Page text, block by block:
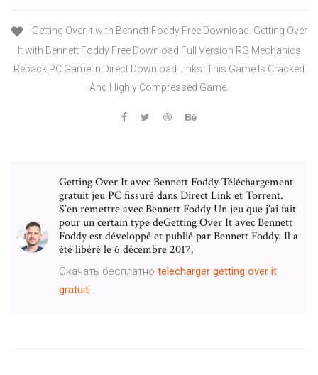
Getting Over It with Bennett Foddy Free Download. Getting Over
It with Bennett Foddy Free Download Full Version RG Mechanics
Repack PC Game In Direct Download Links. This Game Is Cracked
And Highly Compressed Game.
Getting Over It avec Bennett Foddy Téléchargement
gratuit jeu PC fissuré dans Direct Link et Torrent.
S’en remettre avec Bennett Foddy Un jeu que j’ai fait
pour un certain type deGetting Over It avec Bennett
Foddy est développé et publié par Bennett Foddy. Il a
été libéré le 6 décembre 2017.
Скачать бесплатно telecharger getting over it
gratuit…